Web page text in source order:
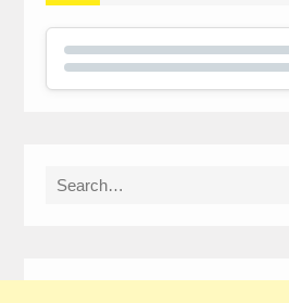
Search